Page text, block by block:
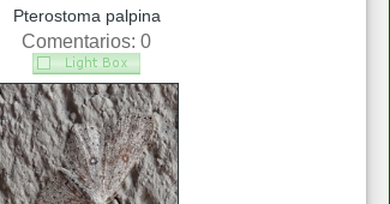
Pterostoma palpina
Comentarios: 0